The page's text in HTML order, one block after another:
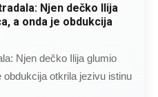
Njen dečko Ilija
a onda je obdukcija
Njen dečko Ilija glumio
otkrila jezivu istinu